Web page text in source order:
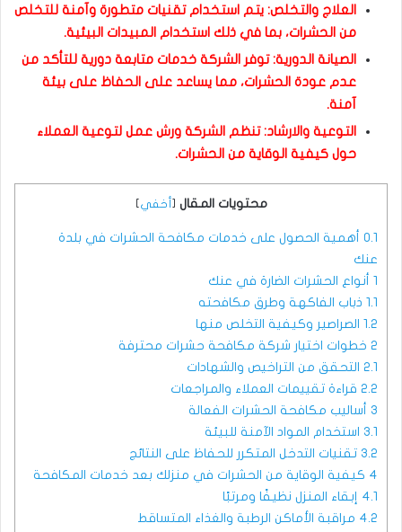
العلاج والتخلص: يتم استخدام تقنيات متطورة وآمنة للتخلص
من الحشرات، بما في ذلك استخدام المبيدات البيئية.
الصيانة الدورية: توفر الشركة خدمات متابعة دورية للتأكد من
عدم عودة الحشرات، مما يساعد على الحفاظ على بيئة
آمنة.
التوعية والارشاد: تنظم الشركة ورش عمل لتوعية العملاء
حول كيفية الوقاية من الحشرات.
محتويات المقال [ أخفي]
0.1 أهمية الحصول على خدمات مكافحة الحشرات في بلدة
عنك
1 أنواع الحشرات الضارة في عنك
1.1 ذباب الفاكهة وطرق مكافحته
1.2 الصراصير وكيفية التخلص منها
2 خطوات اختيار شركة مكافحة حشرات محترفة
2.1 التحقق من التراخيص والشهادات
2.2 قراءة تقييمات العملاء والمراجعات
3 أساليب مكافحة الحشرات الفعالة
3.1 استخدام المواد الآمنة للبيئة
3.2 تقنيات التدخل المتكرر للحفاظ على النتائج
4 كيفية الوقاية من الحشرات في منزلك بعد خدمات المكافحة
4.1 إبقاء المنزل نظيفًا ومرتبًا
4.2 مراقبة الأماكن الرطبة والغذاء المتساقط